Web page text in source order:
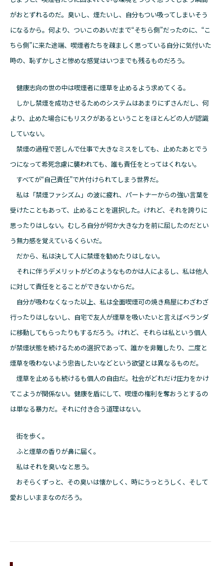
がおとずれるのだ。臭いし、煙たいし、自分もつい吸ってしまいそう
になるから。何より、ついこのあいだまで“そちら側”だったのに、“こ
ちら側”に来た途端、喫煙者たちを疎ましく思っている自分に気付いた
時の、恥ずかしさと惨めな感覚はいつまでも残るものだろう。
健康志向の世の中は喫煙者に煙草を止めるよう求めてくる。
しかし禁煙を成功させるためのシステムはあまりにずさんだし、何
より、止めた場合にもリスクがあるということをほとんどの人が認識
していない。
禁煙の過程で苦しんで仕事で大きなミスをしても、止めたあとでう
つになって希死念慮に襲われても、誰も責任をとってはくれない。
すべてが“自己責任”で片付けられてしまう世界だ。
私は「禁煙ファシズム」の波に疲れ、パートナーからの強い言葉を
受けたこともあって、止めることを選択した。けれど、それを誇りに
思ったりはしない。むしろ自分が何か大きな力を前に屈したのだとい
う無力感を覚えているくらいだ。
だから、私は決して人に禁煙を勧めたりはしない。
それに伴うデメリットがどのようなものかは人によるし、私は他人
に対して責任をとることができないからだ。
自分が吸わなくなった以上、私は全面喫煙可の焼き鳥屋にわざわざ
行ったりはしないし、自宅で友人が煙草を吸いたいと言えばベランダ
に移動してもらったりもするだろう。けれど、それらは私という個人
が禁煙状態を続けるための選択であって、誰かを非難したり、二度と
煙草を吸わないよう忠告したいなどという欲望とは異なるものだ。
煙草を止めるも続けるも個人の自由だ。社会がどれだけ圧力をかけ
てこようが関係ない。健康を盾にして、喫煙の権利を奪おうとするの
は単なる暴力だ。それに付き合う道理はない。
街を歩く。
ふと煙草の香りが鼻に届く。
私はそれを臭いなと思う。
おそらくずっと、その臭いは懐かしく、時にうっとうしく、そして
愛おしいままなのだろう。